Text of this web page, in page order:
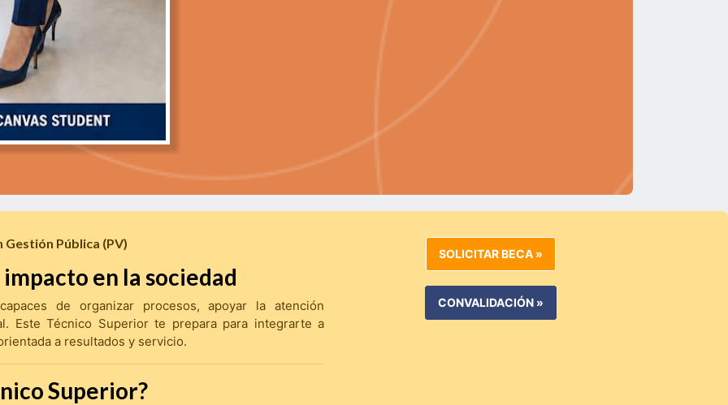
Pública (PV)
en la sociedad
de organizar procesos, apoyar la atención
Este Técnico Superior te prepara para integrarte a
a resultados y servicio.
Superior?
SOLICITAR BECA »
CONVALIDACIÓN »